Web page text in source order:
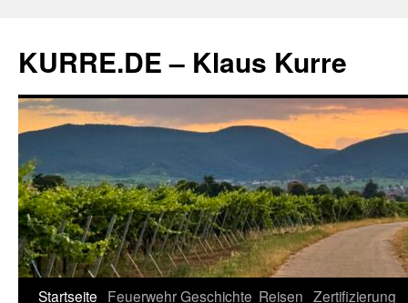
springen
KURRE.DE – Klaus Kurre
Startseite FeuerwehrGeschichte Reisen Zertifizierung